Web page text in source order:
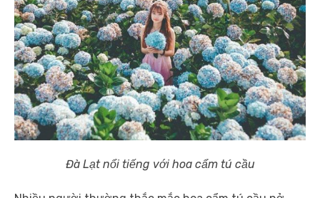
Đà Lạt nổi tiếng với hoa cẩm tú cầu